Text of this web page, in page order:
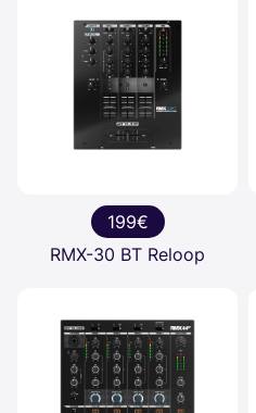
199€
RMX-30 BT Reloop